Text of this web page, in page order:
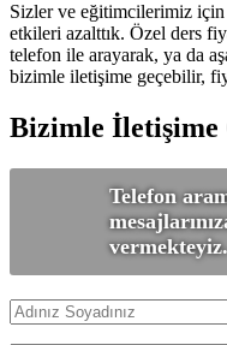
Sizler ve eğitimcilerimiz için
etkileri azalttık. Özel ders
telefon ile arayarak, ya da
bizimle iletişime geçebilir,
Bizimle İletişime
Telefon
vermekteyiz.